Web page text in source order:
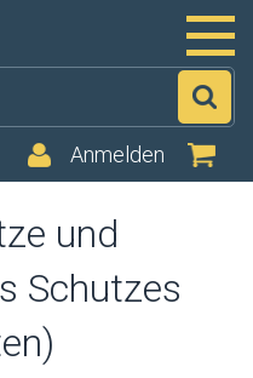
Anmelden
und
Schutzes